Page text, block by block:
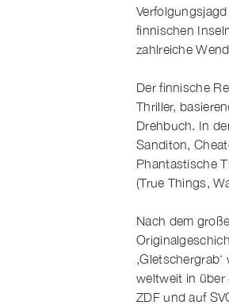
finnischen
zahlreiche
Der finnische
Thriller,
Drehbuch. In
Sanditon,
Phantastische
(True Things,
Nach dem
weltweit in über
ZDF und auf